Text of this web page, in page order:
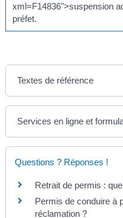
xml=F14836">suspension
préfet.
Textes de référence
Services en ligne et
Questions ? Réponses !
Retrait de permis :
Permis de conduire à
réclamation ?